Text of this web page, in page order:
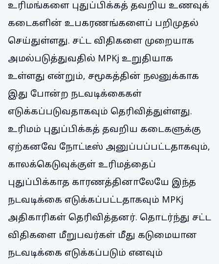
உரிமங்களை புதுப்பிக்கத் தவறிய உணவுக்
கடைகளின் உபகரணங்களைப் பறிமுதல்
செய்துள்ளது. சட்ட விதிகளை முறையாக
அமல்படுத்துவதில் MPKj உறுதியாக
உள்ளது என்றும், சமூகத்தின் நலனுக்காக
இது போன்ற நடவடிக்கைகள்
எடுக்கப்படுவதாகவும் தெரிவித்துள்ளது.
உரிமம் புதுப்பிக்கத் தவறிய கடைகளுக்கு
ஏற்கனவே நோட்டீஸ் அனுப்பப்பட்டதாகவும்,
காலக்கெடுவுக்குள் உரிமத்தைப்
புதுப்பிக்காத காரணத்தினாலேயே இந்த
நடவடிக்கை எடுக்கப்பட்டதாகவும் MPKj
அதிகாரிகள் தெரிவித்தனர். தொடர்ந்து சட்ட
விதிகளை மீறுபவர்கள் மீது கடுமையான
நடவடிக்கை எடுக்கப்படும் எனவும்